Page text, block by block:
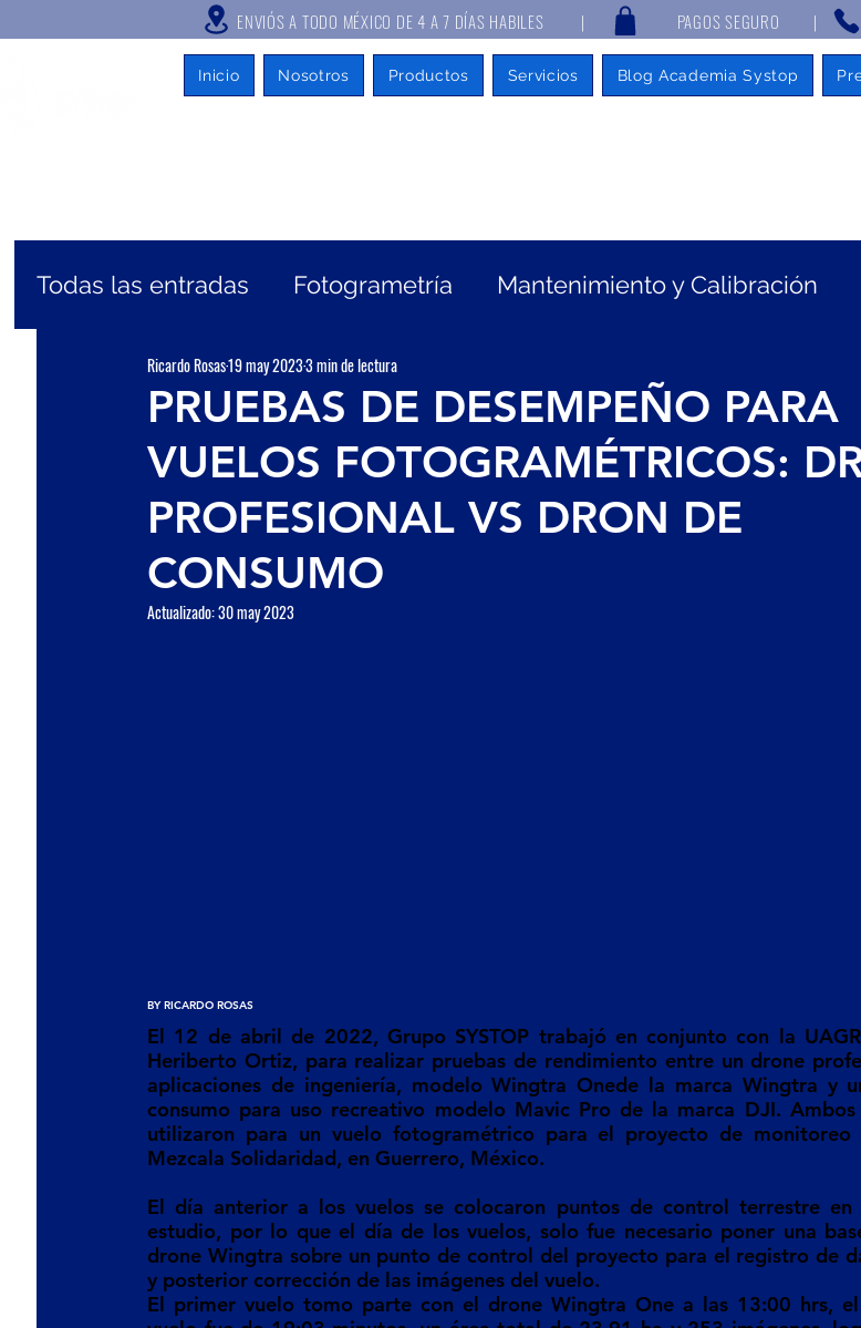
ENVIÓS A TODO MÉXICO DE 4 A 7 DÍAS HABILES | PAGOS SEGURO |
Inicio Nosotros Productos Servicios Blog Academia Systop
Todas las entradas Fotogrametría Mantenimiento y Calibración
Mapeo móvil Escáner Láser Mentalidad de
Topografía Sistema CORS Cartografía GNSS Batimetría
Accesorios Seco
PRUEBAS DE DESEMPEÑO PARA
VUELOS FOTOGRAMÉTRICOS:
PROFESIONAL VS DRON DE
CONSUMO
Ricardo Rosas19 may 20233 min de lectura
Actualizado:30 may 2023
BY RICARDO ROSAS
El 12 de abril de 2022, Grupo SYSTOP trabajó en conjunto con la
Heriberto Ortiz, para realizar pruebas de rendimiento entre un drone
aplicaciones de ingeniería, modelo Wingtra Onede la marca Wingtra y
consumo para uso recreativo modelo Mavic Pro de la marca DJI. Ambos
utilizaron para un vuelo fotogramétrico para el proyecto de monitoreo
Mezcala Solidaridad, en Guerrero, México.
El día anterior a los vuelos se colocaron puntos de control terrestre
estudio, por lo que el día de los vuelos, solo fue necesario poner una
drone Wingtra sobre un punto de control del proyecto para el registro de
y posterior corrección de las imágenes del vuelo.
El primer vuelo tomo parte con el drone Wingtra One a las 13:00 hrs,